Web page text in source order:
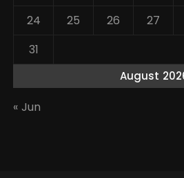
August
24
25 26 27
31
« Jun